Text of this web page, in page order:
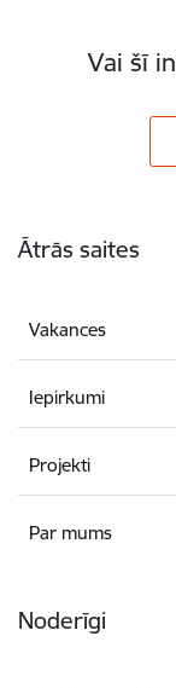
Vai šī
Ātrās saites
Vakances
Iepirkumi
Projekti
Par mums
Noderīgi